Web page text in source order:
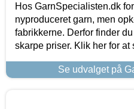
Hos GarnSpecialisten.dk
nyproduceret garn, men
fabrikkerne. Derfor finder
skarpe priser. Klik her for at
Se udvalget på